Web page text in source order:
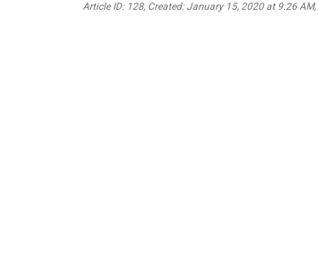
Article ID: 128, Created: January 15, 2020 at 9:26 AM,